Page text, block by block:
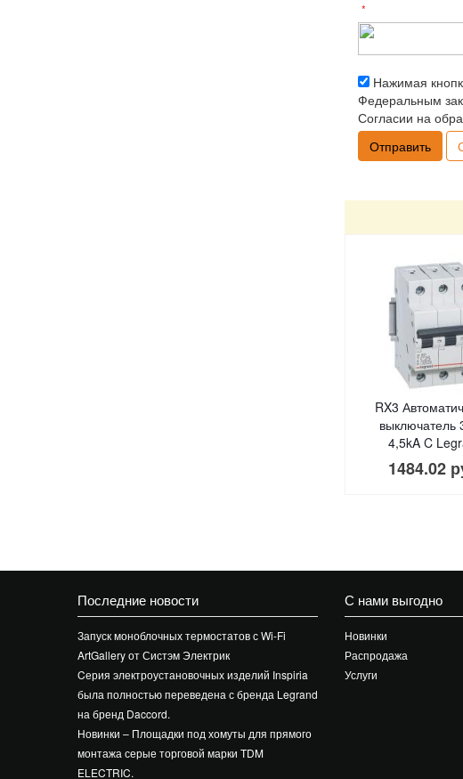
*
Нажимая
Федеральным
Согласии на
RX3
выключатель
4,5kA C
1484.02
Последние новости
Запуск моноблочных термостатов с Wi-Fi
ArtGallery от Систэм Электрик
Cерия электроустановочных изделий Inspiria
была полностью переведена с бренда Legrand
на бренд Daccord.
Новинки – Площадки под хомуты для прямого
монтажа серые торговой марки TDM
ELECTRIC.
С нами выгодно
Новинки
Распродажа
Услуги